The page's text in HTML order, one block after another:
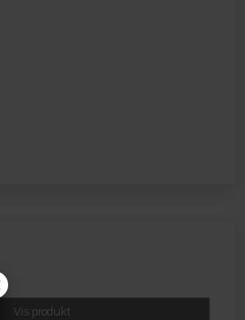
Vis produkt